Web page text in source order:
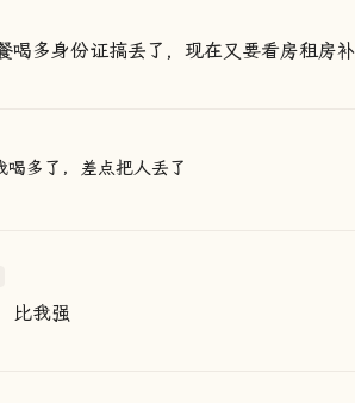
喝多身份证搞丢了，现在又要看房租房补
喝多了，差点把人丢了
比我强